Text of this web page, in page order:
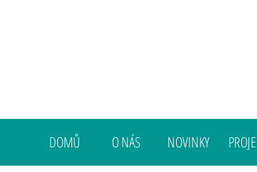
DOMŮ O NÁS NOVINKY